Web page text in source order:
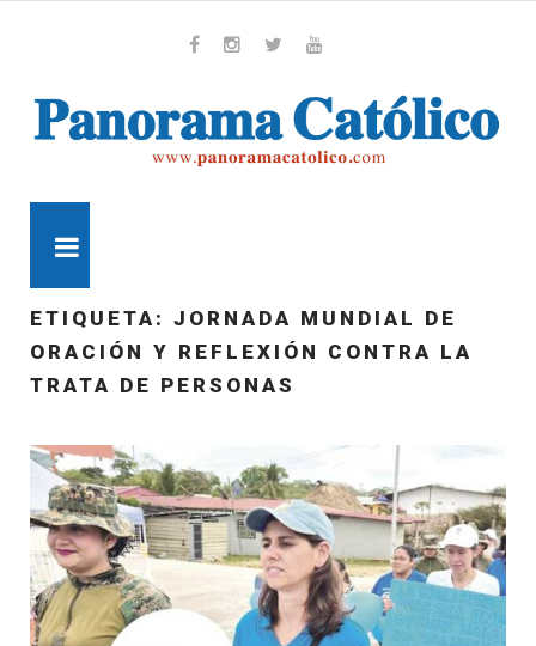
ETIQUETA: JORNADA MUNDIAL DE
ORACIÓN Y REFLEXIÓN CONTRA LA
TRATA DE PERSONAS